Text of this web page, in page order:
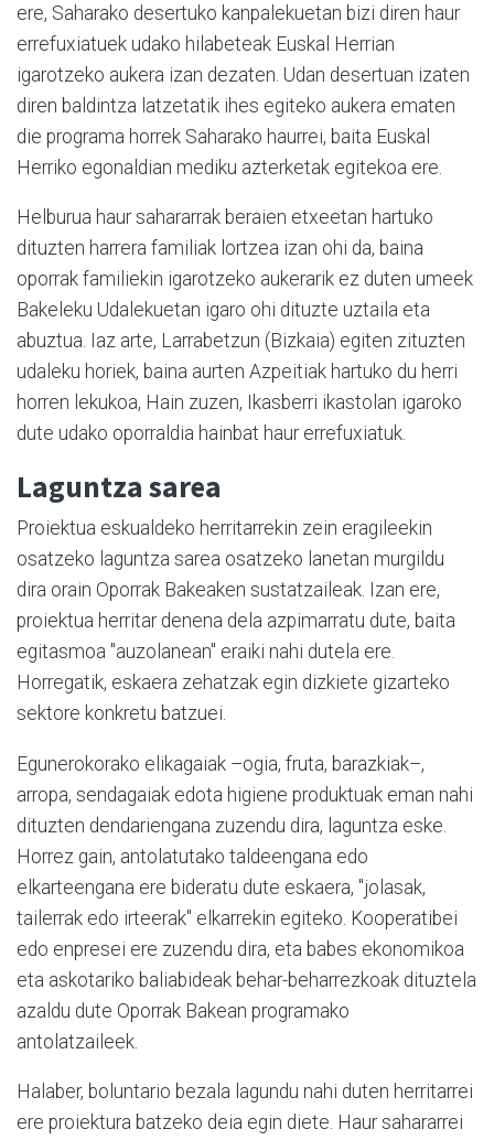
ere, Saharako desertuko kanpalekuetan bizi diren haur
errefuxiatuek udako hilabeteak Euskal Herrian
igarotzeko aukera izan dezaten. Udan desertuan izaten
diren baldintza latzetatik ihes egiteko aukera ematen
die programa horrek Saharako haurrei, baita Euskal
Herriko egonaldian mediku azterketak egitekoa ere.
Helburua haur sahararrak beraien etxeetan hartuko
dituzten harrera familiak lortzea izan ohi da, baina
oporrak familiekin igarotzeko aukerarik ez duten umeek
Bakeleku Udalekuetan igaro ohi dituzte uztaila eta
abuztua. Iaz arte, Larrabetzun (Bizkaia) egiten zituzten
udaleku horiek, baina aurten Azpeitiak hartuko du herri
horren lekukoa, Hain zuzen, Ikasberri ikastolan igaroko
dute udako oporraldia hainbat haur errefuxiatuk.
Laguntza sarea
Proiektua eskualdeko herritarrekin zein eragileekin
osatzeko laguntza sarea osatzeko lanetan murgildu
dira orain Oporrak Bakeaken sustatzaileak. Izan ere,
proiektua herritar denena dela azpimarratu dute, baita
egitasmoa "auzolanean" eraiki nahi dutela ere.
Horregatik, eskaera zehatzak egin dizkiete gizarteko
sektore konkretu batzuei.
Egunerokorako elikagaiak –ogia, fruta, barazkiak–,
arropa, sendagaiak edota higiene produktuak eman nahi
dituzten dendariengana zuzendu dira, laguntza eske.
Horrez gain, antolatutako taldeengana edo
elkarteengana ere bideratu dute eskaera, "jolasak,
tailerrak edo irteerak" elkarrekin egiteko. Kooperatibei
edo enpresei ere zuzendu dira, eta babes ekonomikoa
eta askotariko baliabideak behar-beharrezkoak dituztela
azaldu dute Oporrak Bakean programako
antolatzaileek.
Halaber, boluntario bezala lagundu nahi duten herritarrei
ere proiektura batzeko deia egin diete. Haur sahararrei